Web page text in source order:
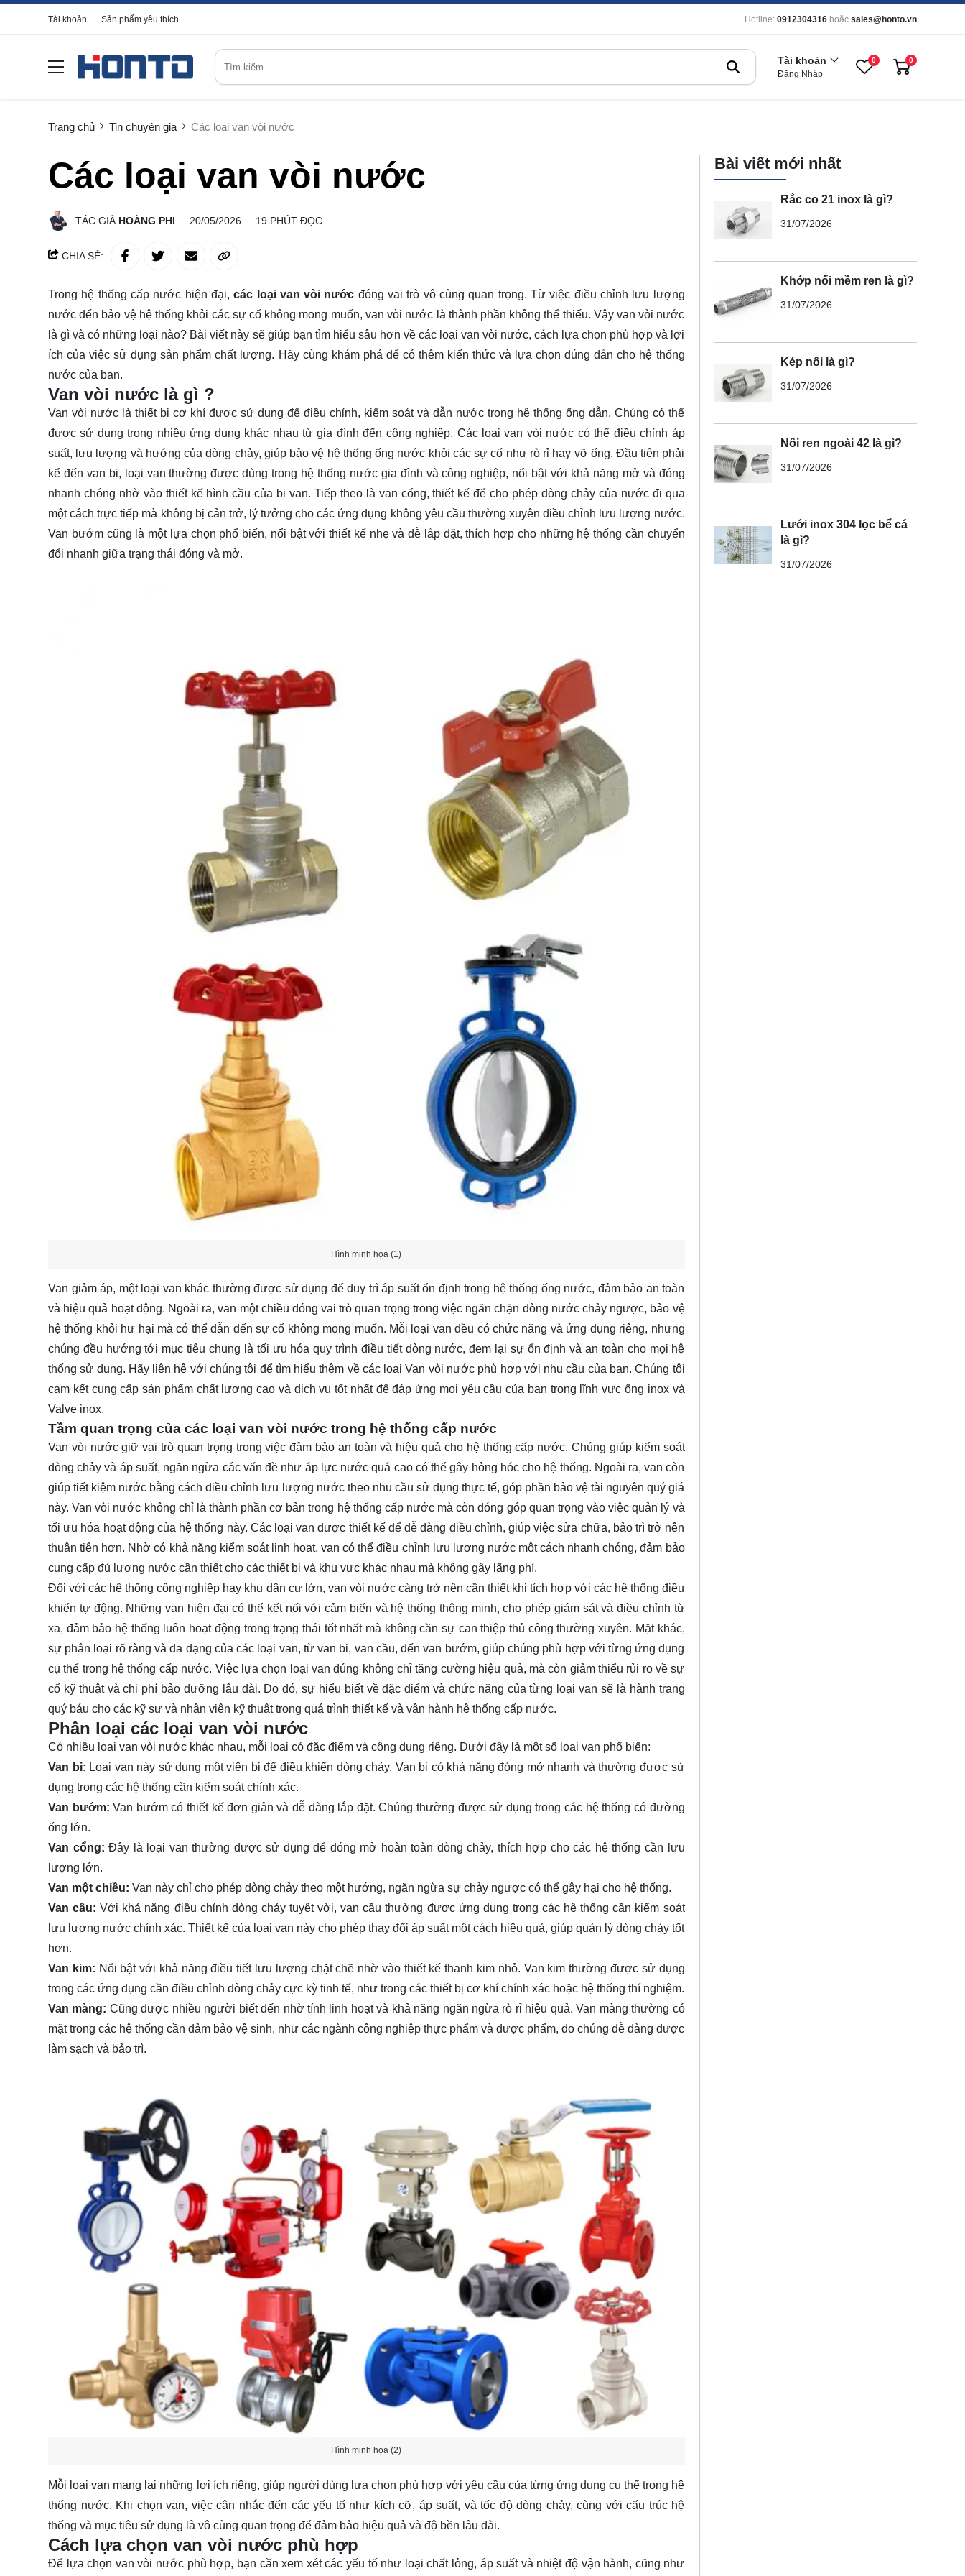
Tài khoản Sản phẩm yêu thích Hotline: 0912304316 hoặc sales@honto.vn
Tài khoản
Đăng Nhập
0 0
Trang chủ Tin chuyên gia Các loại van vòi nước
Các loại van vòi nước
TÁC GIẢ HOÀNG PHI 20/05/2026 19 PHÚT ĐỌC
CHIA SẺ:
Trong hệ thống cấp nước hiện đại,các loại van vòi nước đóng vai trò vô cùng quan trọng. Từ việc điều chỉnh lưu lượng
nước đến bảo vệ hệ thống khỏi các sự cố không mong muốn, van vòi nước là thành phần không thể thiếu. Vậy van vòi nước
là gì và có những loại nào? Bài viết này sẽ giúp bạn tìm hiểu sâu hơn về các loại van vòi nước, cách lựa chọn phù hợp và lợi
ích của việc sử dụng sản phẩm chất lượng. Hãy cùng khám phá để có thêm kiến thức và lựa chọn đúng đắn cho hệ thống
nước của bạn.
Van vòi nước là gì ?
Van vòi nước là thiết bị cơ khí được sử dụng để điều chỉnh, kiểm soát và dẫn nước trong hệ thống ống dẫn. Chúng có thể
được sử dụng trong nhiều ứng dụng khác nhau từ gia đình đến công nghiệp. Các loại van vòi nước có thể điều chỉnh áp
suất, lưu lượng và hướng của dòng chảy, giúp bảo vệ hệ thống ống nước khỏi các sự cố như rò rỉ hay vỡ ống. Đầu tiên phải
kể đến van bi, loại van thường được dùng trong hệ thống nước gia đình và công nghiệp, nổi bật với khả năng mở và đóng
nhanh chóng nhờ vào thiết kế hình cầu của bi van. Tiếp theo là van cổng, thiết kế để cho phép dòng chảy của nước đi qua
một cách trực tiếp mà không bị cản trở, lý tưởng cho các ứng dụng không yêu cầu thường xuyên điều chỉnh lưu lượng nước.
Van bướm cũng là một lựa chọn phổ biến, nổi bật với thiết kế nhẹ và dễ lắp đặt, thích hợp cho những hệ thống cần chuyển
đổi nhanh giữa trạng thái đóng và mở.
Hình minh họa (1)
Van giảm áp, một loại van khác thường được sử dụng để duy trì áp suất ổn định trong hệ thống ống nước, đảm bảo an toàn
và hiệu quả hoạt động. Ngoài ra, van một chiều đóng vai trò quan trọng trong việc ngăn chặn dòng nước chảy ngược, bảo vệ
hệ thống khỏi hư hại mà có thể dẫn đến sự cố không mong muốn. Mỗi loại van đều có chức năng và ứng dụng riêng, nhưng
chúng đều hướng tới mục tiêu chung là tối ưu hóa quy trình điều tiết dòng nước, đem lại sự ổn định và an toàn cho mọi hệ
thống sử dụng. Hãy liên hệ với chúng tôi để tìm hiểu thêm về các loại Van vòi nước phù hợp với nhu cầu của bạn. Chúng tôi
cam kết cung cấp sản phẩm chất lượng cao và dịch vụ tốt nhất để đáp ứng mọi yêu cầu của bạn trong lĩnh vực ống inox và
Valve inox.
Tầm quan trọng của các loại van vòi nước trong hệ thống cấp nước
Van vòi nước giữ vai trò quan trọng trong việc đảm bảo an toàn và hiệu quả cho hệ thống cấp nước. Chúng giúp kiểm soát
dòng chảy và áp suất, ngăn ngừa các vấn đề như áp lực nước quá cao có thể gây hỏng hóc cho hệ thống. Ngoài ra, van còn
giúp tiết kiệm nước bằng cách điều chỉnh lưu lượng nước theo nhu cầu sử dụng thực tế, góp phần bảo vệ tài nguyên quý giá
này. Van vòi nước không chỉ là thành phần cơ bản trong hệ thống cấp nước mà còn đóng góp quan trọng vào việc quản lý và
tối ưu hóa hoạt động của hệ thống này. Các loại van được thiết kế để dễ dàng điều chỉnh, giúp việc sửa chữa, bảo trì trở nên
thuận tiện hơn. Nhờ có khả năng kiểm soát linh hoạt, van có thể điều chỉnh lưu lượng nước một cách nhanh chóng, đảm bảo
cung cấp đủ lượng nước cần thiết cho các thiết bị và khu vực khác nhau mà không gây lãng phí.
Đối với các hệ thống công nghiệp hay khu dân cư lớn, van vòi nước càng trở nên cần thiết khi tích hợp với các hệ thống điều
khiển tự động. Những van hiện đại có thể kết nối với cảm biến và hệ thống thông minh, cho phép giám sát và điều chỉnh từ
xa, đảm bảo hệ thống luôn hoạt động trong trạng thái tốt nhất mà không cần sự can thiệp thủ công thường xuyên. Mặt khác,
sự phân loại rõ ràng và đa dạng của các loại van, từ van bi, van cầu, đến van bướm, giúp chúng phù hợp với từng ứng dụng
cụ thể trong hệ thống cấp nước. Việc lựa chọn loại van đúng không chỉ tăng cường hiệu quả, mà còn giảm thiểu rủi ro về sự
cố kỹ thuật và chi phí bảo dưỡng lâu dài. Do đó, sự hiểu biết về đặc điểm và chức năng của từng loại van sẽ là hành trang
quý báu cho các kỹ sư và nhân viên kỹ thuật trong quá trình thiết kế và vận hành hệ thống cấp nước.
Phân loại các loại van vòi nước
Có nhiều loại van vòi nước khác nhau, mỗi loại có đặc điểm và công dụng riêng. Dưới đây là một số loại van phổ biến:
Van bi: Loại van này sử dụng một viên bi để điều khiển dòng chảy. Van bi có khả năng đóng mở nhanh và thường được sử
dụng trong các hệ thống cần kiểm soát chính xác.
Van bướm: Van bướm có thiết kế đơn giản và dễ dàng lắp đặt. Chúng thường được sử dụng trong các hệ thống có đường
ống lớn.
Van cổng: Đây là loại van thường được sử dụng để đóng mở hoàn toàn dòng chảy, thích hợp cho các hệ thống cần lưu
lượng lớn.
Van một chiều: Van này chỉ cho phép dòng chảy theo một hướng, ngăn ngừa sự chảy ngược có thể gây hại cho hệ thống.
Van cầu: Với khả năng điều chỉnh dòng chảy tuyệt vời, van cầu thường được ứng dụng trong các hệ thống cần kiểm soát
lưu lượng nước chính xác. Thiết kế của loại van này cho phép thay đổi áp suất một cách hiệu quả, giúp quản lý dòng chảy tốt
hơn.
Van kim: Nổi bật với khả năng điều tiết lưu lượng chặt chẽ nhờ vào thiết kế thanh kim nhỏ. Van kim thường được sử dụng
trong các ứng dụng cần điều chỉnh dòng chảy cực kỳ tinh tế, như trong các thiết bị cơ khí chính xác hoặc hệ thống thí nghiệm.
Van màng: Cũng được nhiều người biết đến nhờ tính linh hoạt và khả năng ngăn ngừa rò rỉ hiệu quả. Van màng thường có
mặt trong các hệ thống cần đảm bảo vệ sinh, như các ngành công nghiệp thực phẩm và dược phẩm, do chúng dễ dàng được
làm sạch và bảo trì.
Hình minh họa (2)
Mỗi loại van mang lại những lợi ích riêng, giúp người dùng lựa chọn phù hợp với yêu cầu của từng ứng dụng cụ thể trong hệ
thống nước. Khi chọn van, việc cân nhắc đến các yếu tố như kích cỡ, áp suất, và tốc độ dòng chảy, cùng với cấu trúc hệ
thống và mục tiêu sử dụng là vô cùng quan trọng để đảm bảo hiệu quả và độ bền lâu dài.
Cách lựa chọn van vòi nước phù hợp
Để lựa chọn van vòi nước phù hợp, bạn cần xem xét các yếu tố như loại chất lỏng, áp suất và nhiệt độ vận hành, cũng như
Bài viết mới nhất
Rắc co 21 inox là gì?
31/07/2026
Khớp nối mềm ren là gì?
31/07/2026
Kép nối là gì?
31/07/2026
Nối ren ngoài 42 là gì?
31/07/2026
Lưới inox 304 lọc bể cá
là gì?
31/07/2026